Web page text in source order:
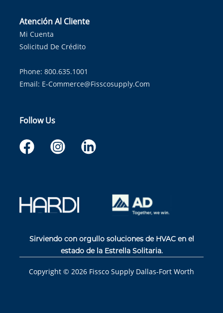
Atención Al Cliente
Mi Cuenta
Solicitud De Crédito
Phone: 800.635.1001
Email: E-Commerce@fisscosupply.com
Follow Us
Sirviendo con orgullo soluciones de HVAC en el
estado de la Estrella Solitaria.
Copyright © 2026 Fissco Supply Dallas-Fort Worth